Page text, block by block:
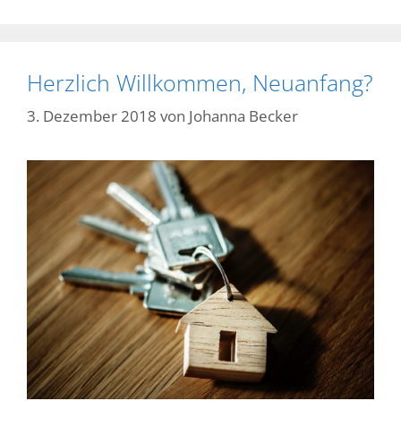
Herzlich Willkommen, Neuanfang?
3. Dezember 2018 von Johanna Becker